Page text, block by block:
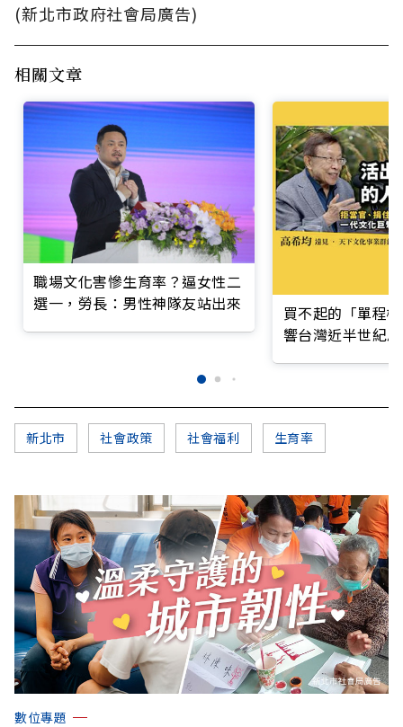
(新北市政府社會局廣告)
相關文章
職場文化害慘生育率？逼女性二
選一，勞長：男性神隊友站出來
買不起的「單程
響台灣近半世紀
新北市 社會政策 社會福利 生育率
數位專題